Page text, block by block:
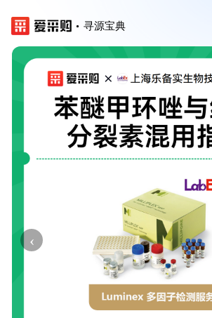
寻源宝典
‹